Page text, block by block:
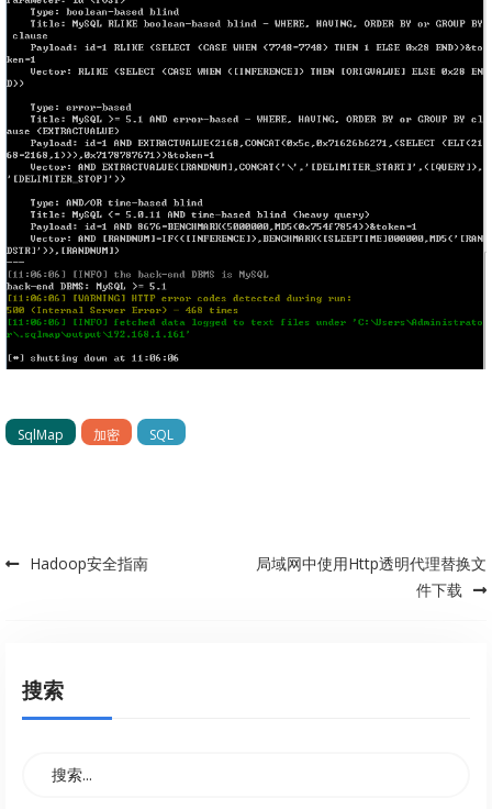
SqlMap 加密 SQL
Post navigation
Hadoop安全指南
局域网中使用Http透明代理替换文
件下载
搜索